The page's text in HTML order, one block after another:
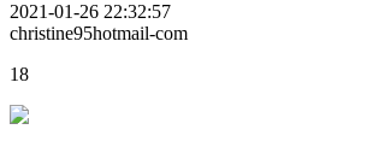
2021-01-26 22:32:57
christine95hotmail-com
18